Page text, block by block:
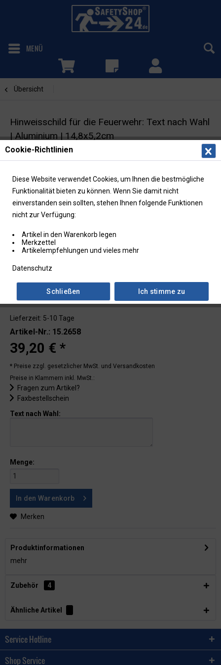
MENÜ
Übersicht
Hinweisschild für die Feuerwehr: Text nach Wahl
| Aluminium | 14,8x5,2cm
Lieferzeit: 5-10 Tage
Artikel-Nr.: 15.2658
39,20 € *
* Preise zzgl. gesetzlicher MwSt. und Versandkosten
Preise in Klammern inkl. MwSt.:
Fragen zum Artikel?
Faxbestellschein
Text nach Wahl:
Menge:
In den Warenkorb
Merken
Produktinformationen
mehr
Zubehör 4
Ähnliche Artikel
Service Hotline
Shop Service
Cookie-Richtlinien
Diese Website verwendet Cookies, um Ihnen die bestmögliche
Funktionalität bieten zu können. Wenn Sie damit nicht
einverstanden sein sollten, stehen Ihnen folgende Funktionen
nicht zur Verfügung:
Artikel in den Warenkorb legen
Merkzettel
Artikelempfehlungen und vieles mehr
Datenschutz
Ich stimme zu
Schließen